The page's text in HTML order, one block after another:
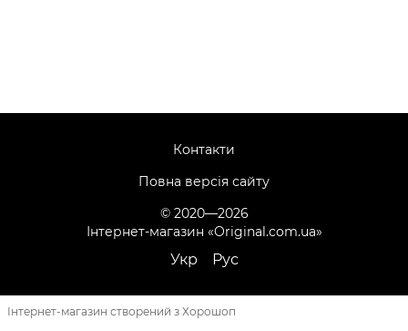
Контакти
Повна версія сайту
© 2020—2026
Інтернет-магазин «Original.com.ua»
Укр Рус
Інтернет-магазин створений з Хорошоп